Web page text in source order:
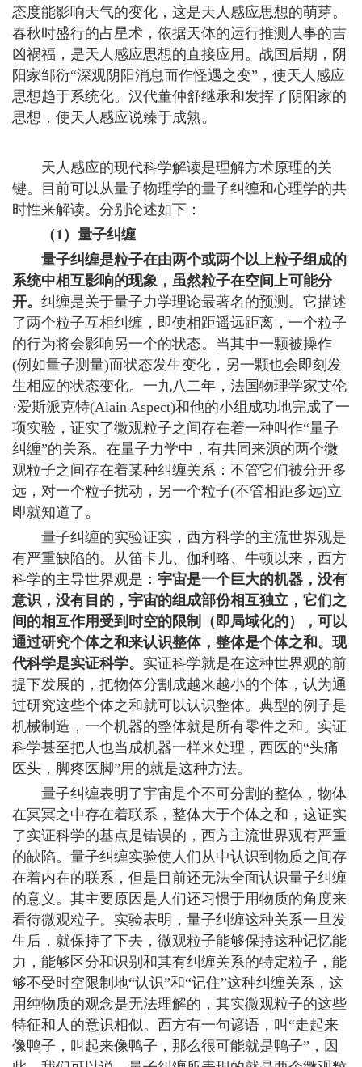
态度能影响天气的变化，这是天人感应思想的萌芽。
春秋时盛行的占星术，依据天体的运行推测人事的吉
凶祸福，是天人感应思想的直接应用。战国后期，阴
阳家邹衍“深观阴阳消息而作怪遇之变”，使天人感应
思想趋于系统化。汉代董仲舒继承和发挥了阴阳家的
思想，使天人感应说臻于成熟。
天人感应的现代科学解读是理解方术原理的关
键。目前可以从量子物理学的量子纠缠和心理学的共
时性来解读。分别论述如下：
（1）量子纠缠
量子纠缠是粒子在由两个或两个以上粒子组成的
系统中相互影响的现象，虽然粒子在空间上可能分
开。 纠缠是关于量子力学理论最著名的预测。它描述
了两个粒子互相纠缠，即使相距遥远距离，一个粒子
的行为将会影响另一个的状态。当其中一颗被操作
(例如量子测量)而状态发生变化，另一颗也会即刻发
生相应的状态变化。一九八二年，法国物理学家艾伦
·爱斯派克特(Alain Aspect)和他的小组成功地完成了一
项实验，证实了微观粒子之间存在着一种叫作“量子
纠缠”的关系。在量子力学中，有共同来源的两个微
观粒子之间存在着某种纠缠关系：不管它们被分开多
远，对一个粒子扰动，另一个粒子(不管相距多远)立
即就知道了。
量子纠缠的实验证实，西方科学的主流世界观是
有严重缺陷的。从笛卡儿、伽利略、牛顿以来，西方
科学的主导世界观是： 宇宙是一个巨大的机器，没有
意识，没有目的，宇宙的组成部份相互独立，它们之
间的相互作用受到时空的限制（即局域化的），可以
通过研究个体之和来认识整体，整体是个体之和。现
代科学是实证科学。 实证科学就是在这种世界观的前
提下发展的，把物体分割成越来越小的个体，认为通
过研究这些个体之和就可以认识整体。典型的例子是
机械制造，一个机器的整体就是所有零件之和。实证
科学甚至把人也当成机器一样来处理，西医的“头痛
医头，脚疼医脚”用的就是这种方法。
量子纠缠表明了宇宙是个不可分割的整体，物体
在冥冥之中存在着联系，整体大于个体之和，这证实
了实证科学的基点是错误的，西方主流世界观有严重
的缺陷。量子纠缠实验使人们从中认识到物质之间存
在着内在的联系，但是目前还无法全面认识量子纠缠
的意义。其主要原因是人们还习惯于用物质的角度来
看待微观粒子。实验表明，量子纠缠这种关系一旦发
生后，就保持了下去，微观粒子能够保持这种记忆能
力，能够区分和识别和其有纠缠关系的特定粒子，能
够不受时空限制地“认识”和“记住”这种纠缠关系，这
用纯物质的观念是无法理解的，其实微观粒子的这些
特征和人的意识相似。西方有一句谚语，叫“走起来
像鸭子，叫起来像鸭子，那么很可能就是鸭子”，因